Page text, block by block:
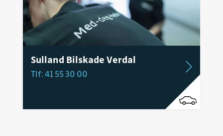
Sulland Bilskade Verdal
Tlf: 41 55 30 00